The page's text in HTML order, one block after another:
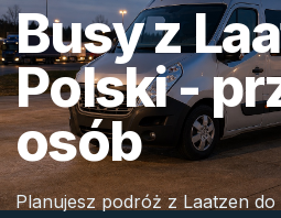
Busy z
Polski -
osób
Planujesz podróż z Laatzen do